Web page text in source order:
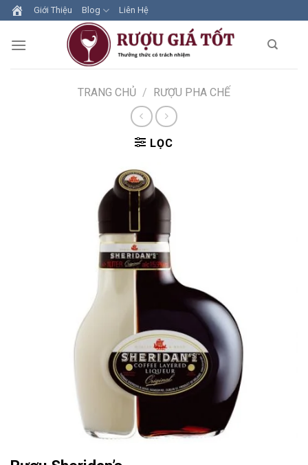
Skip
to
content
Giới Thiệu Blog Liên Hệ
TRANG CHỦ / RƯỢU PHA CHẾ
LỌC